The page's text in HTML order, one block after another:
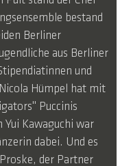
bestand
Berliner
aus Berliner
und
Hümpel hat mit
Puccinis
Kawaguchi war
dabei. Und es
der Partner